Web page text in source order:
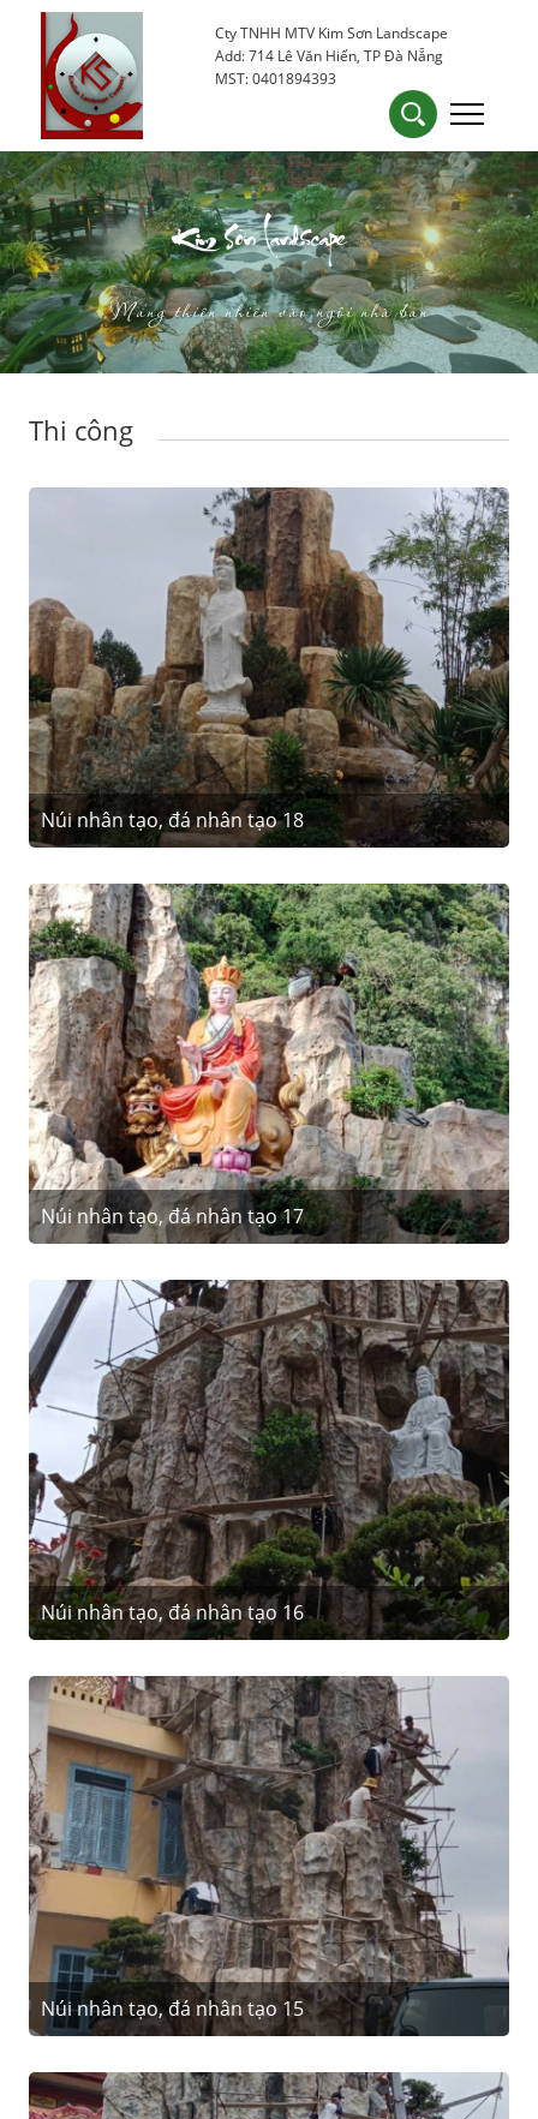
kimsondn84@gmail.com
0905 53 15 25Cty TNHH MTV Kim Sơn Landscape
Add: 714 Lê Văn Hiến, TP Đà Nẵng
MST: 0401894393
Kim Sơn Landscape
Mang thiên nhiên vào ngôi nhà bạn
Thi công
Núi nhân tạo, đá nhân tạo 18
Núi nhân tạo, đá nhân tạo 17
Núi nhân tạo, đá nhân tạo 16
Núi nhân tạo, đá nhân tạo 15